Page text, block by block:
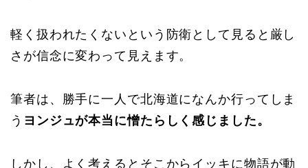
軽く扱われたくないという防衛として見ると厳し
さが信念に変わって見えます。
筆者は、勝手に一人で北海道になんか行ってしま
う ヨンジュが本当に憎たらしく感じました。
しかし、よく考えるとそこからイッキに物語が動